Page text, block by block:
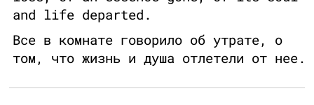
and life departed.
Все в комнате говорило об утрате, о
том, что жизнь и душа отлетели от нее.